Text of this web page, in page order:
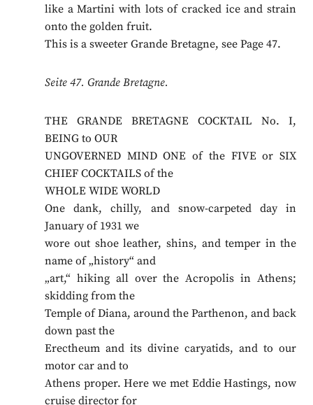
like a Martini with lots of cracked ice and strain
onto the golden fruit.
This is a sweeter Grande Bretagne, see Page 47.
Seite 47. Grande Bretagne.
THE GRANDE BRETAGNE COCKTAIL No. I,
BEING to OUR
UNGOVERNED MIND ONE of the FIVE or SIX
CHIEF COCKTAILS of the
WHOLE WIDE WORLD
One dank, chilly, and snow-carpeted day in
January of 1931 we
wore out shoe leather, shins, and temper in the
name of „history“ and
„art,“ hiking all over the Acropolis in Athens;
skidding from the
Temple of Diana, around the Parthenon, and back
down past the
Erectheum and its divine caryatids, and to our
motor car and to
Athens proper. Here we met Eddie Hastings, now
cruise director for